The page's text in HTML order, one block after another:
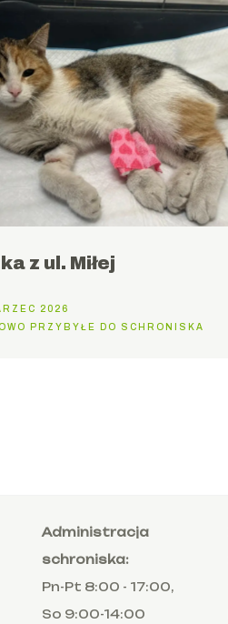
z ul. Miłej
2026
PRZYBYŁE DO SCHRONISKA
Administracja
schroniska:
Pn-Pt 8:00 - 17:00,
So 9:00-14:00